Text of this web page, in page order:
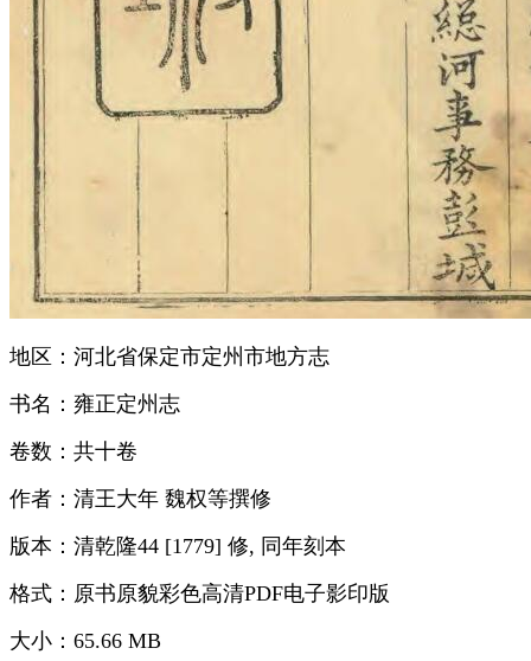
地区：河北省保定市定州市地方志
书名：雍正定州志
卷数：共十卷
作者：清王大年 魏权等撰修
版本：清乾隆44 [1779] 修, 同年刻本
格式：原书原貌彩色高清PDF电子影印版
大小：65.66 MB